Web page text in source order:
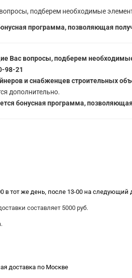
подберем необходимые
программа, позволяющая
Вас вопросы, подберем
98-21
и снабженцев строительных
дополнительно.
бонусная программа,
в тот же день, после 13-00 на следующий
составляет 5000 руб.
доставка по Москве